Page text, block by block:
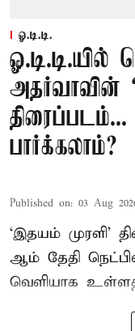
ஓ.டி.டி.
ஓ.டி.டி.யில்
அதர்வாவின்
பார்க்கலாம்?
Published on: 03 Aug
‘இதயம் முரளி’
ஆம் தேதி
வெளியாக